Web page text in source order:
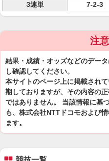
3連単
7-2-3
注
結果・成績・オッズなどのデー
し確認してください。
本サイトのページ上に掲載され
期しておりますが、その内容の
ではありません。 当該情報に基
も、株式会社NTTドコモおよび
ます。